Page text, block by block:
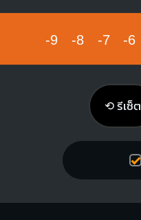
-9 -8 -7 -6
⟲ รีเซ็ต